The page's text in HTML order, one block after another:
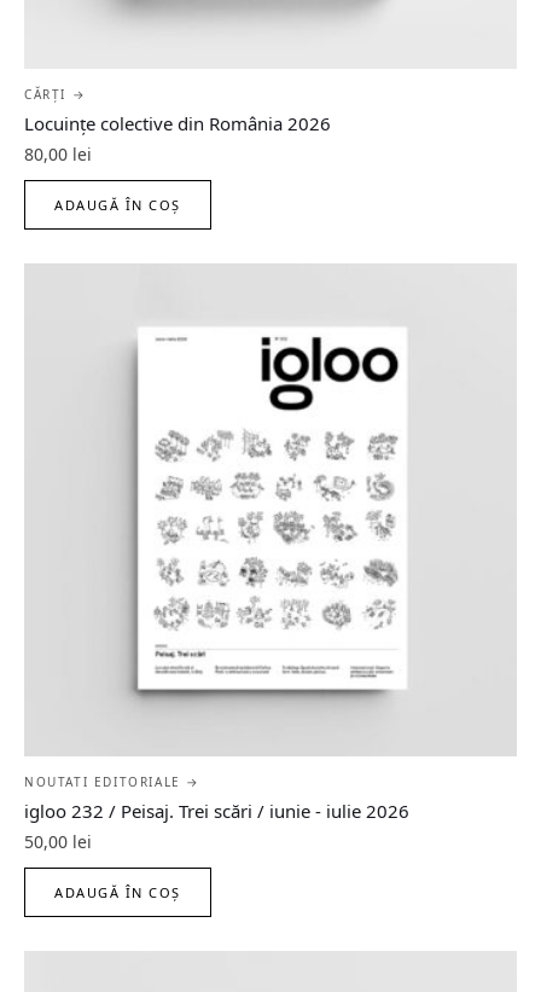
CĂRȚI →
Locuințe colective din România 2026
80,00 lei
ADAUGĂ ÎN COȘ
NOUTATI EDITORIALE →
igloo 232 / Peisaj. Trei scări / iunie - iulie 2026
50,00 lei
ADAUGĂ ÎN COȘ